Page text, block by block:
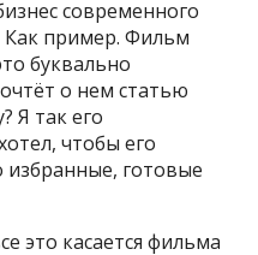
современного
Как пример. Фильм
буквально
о нем статью
Я так его
чтобы его
готовые
это касается фильма